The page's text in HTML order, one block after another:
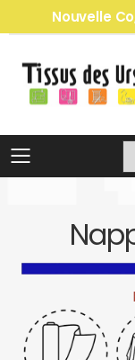
Nouvelle
Toggle